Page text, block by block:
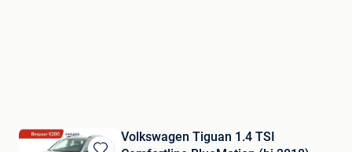
Volkswagen Tiguan 1.4 TSI